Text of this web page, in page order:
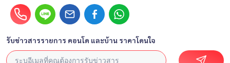
รับข่าวสารรายการ คอนโด และบ้าน ราคาโดนใจ